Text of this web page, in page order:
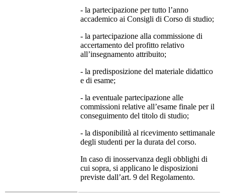
- la partecipazione per tutto l’anno
accademico ai Consigli di Corso di studio;
- la partecipazione alla commissione di
accertamento del profitto relativo
all’insegnamento attribuito;
- la predisposizione del materiale didattico
e di esame;
- la eventuale partecipazione alle
commissioni relative all’esame finale per il
conseguimento del titolo di studio;
- la disponibilità al ricevimento settimanale
degli studenti per la durata del corso.
In caso di inosservanza degli obblighi di
cui sopra, si applicano le disposizioni
previste dall’art. 9 del Regolamento.